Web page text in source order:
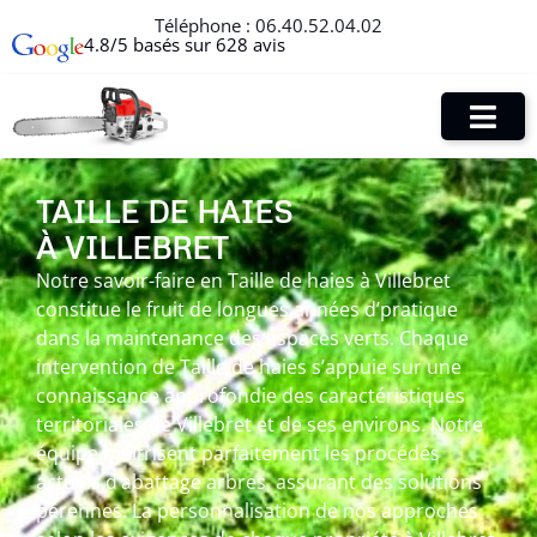
Téléphone : 06.40.52.04.02
4.8/5 basés sur 628 avis
TAILLE DE HAIES
À VILLEBRET
Notre savoir-faire en Taille de haies à Villebret
constitue le fruit de longues années d’pratique
dans la maintenance des espaces verts. Chaque
intervention de Taille de haies s’appuie sur une
connaissance approfondie des caractéristiques
territoriales de Villebret et de ses environs. Notre
équipe maîtrisent parfaitement les procédés
actuels d’abattage arbres, assurant des solutions
pérennes. La personnalisation de nos approches